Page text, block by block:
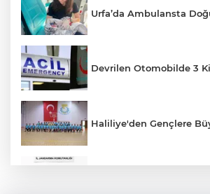
Urfa’da Ambulansta
Devrilen Otomobilde 3
Haliliye'den Gençlere